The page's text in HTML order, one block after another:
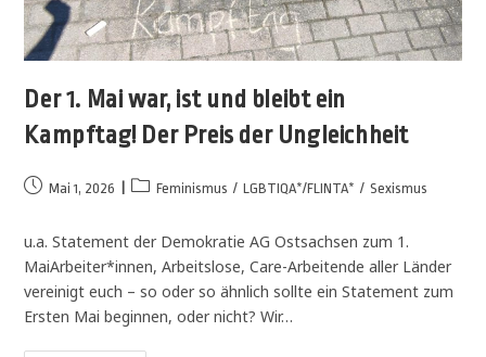
Der 1. Mai war, ist und bleibt ein
Kampftag! Der Preis der Ungleichheit
Mai 1, 2026 Feminismus / LGBTIQA*/FLINTA* / Sexismus
u.a. Statement der Demokratie AG Ostsachsen zum 1.
MaiArbeiter*innen, Arbeitslose, Care-Arbeitende aller Länder
vereinigt euch – so oder so ähnlich sollte ein Statement zum
Ersten Mai beginnen, oder nicht? Wir…